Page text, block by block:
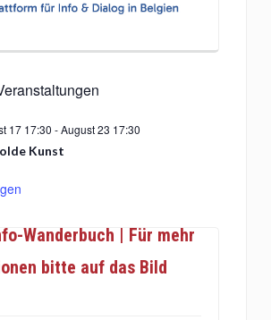
17 17:30 -August 23 17:30
Kunst
Wanderbuch | Für mehr
bitte auf das Bild